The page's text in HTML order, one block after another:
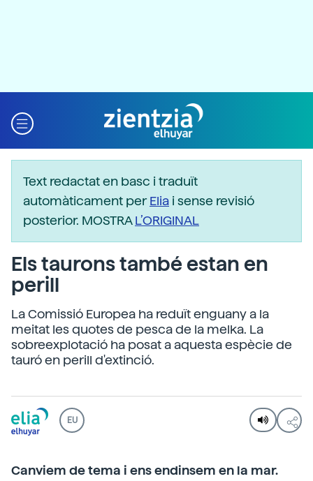
Text redactat en basc i traduït
automàticament perElia i sense revisió
posterior. MOSTRAL’ORIGINAL
Els taurons també estan en
perill
La Comissió Europea ha reduït enguany a la
meitat les quotes de pesca de la melka. La
sobreexplotació ha posat a aquesta espècie de
tauró en perill d'extinció.
EU
Canviem de tema i ens endinsem en la mar.